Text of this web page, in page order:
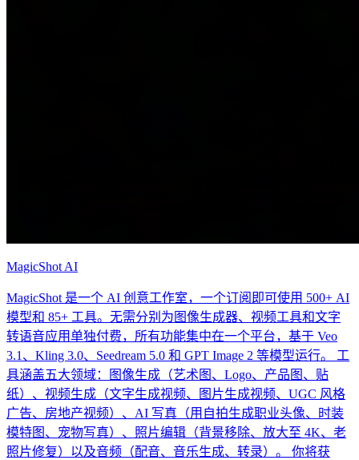
MagicShot AI
MagicShot 是一个 AI 创意工作室，一个订阅即可使用 500+ AI
模型和 85+ 工具。无需分别为图像生成器、视频工具和文字
转语音应用单独付费，所有功能集中在一个平台，基于 Veo
3.1、Kling 3.0、Seedream 5.0 和 GPT Image 2 等模型运行。 工
具涵盖五大领域：图像生成（艺术图、Logo、产品图、贴
纸）、视频生成（文字生成视频、图片生成视频、UGC 风格
广告、房地产视频）、AI 写真（用自拍生成职业头像、时装
模特图、宠物写真）、照片编辑（背景移除、放大至 4K、老
照片修复）以及音频（配音、音乐生成、转录）。 你将获